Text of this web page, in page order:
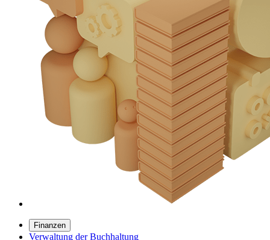
Finanzen
Verwaltung der Buchhaltung